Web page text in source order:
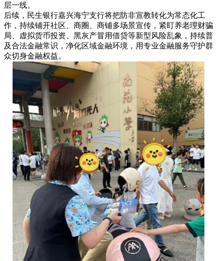
层一线。
后续，民生银行嘉兴海宁支行将把防非宣教转化为常态化工
作，持续铺开社区、商圈、商铺多场景宣传，紧盯养老理财骗
局、虚拟货币投资、黑灰产冒用借贷等新型风险乱象，持续普
及合法金融常识，净化区域金融环境，用专业金融服务守护群
众切身金融权益。